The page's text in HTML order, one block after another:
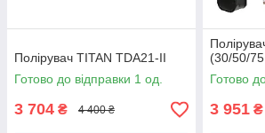
Полірувач TITAN TDA21-II
Готово до відправки 1 од.
3 704 ₴ 4 400 ₴
(30/50/
Готово
3 951 ₴